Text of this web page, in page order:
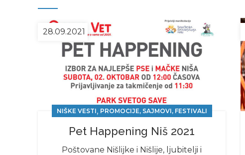
28.09.2021
NIŠKE VESTI, PROMOCIJE, SAJMOVI, FESTIVALI
Pet Happening Niš 2021
Poštovane Nišlijke i Nišlije, ljubitelji i